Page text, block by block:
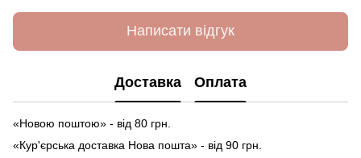
Написати відгук
Доставка Оплата
«Новою поштою» - від 80 грн.
«Кур'єрська доставка Нова пошта» - від 90 грн.